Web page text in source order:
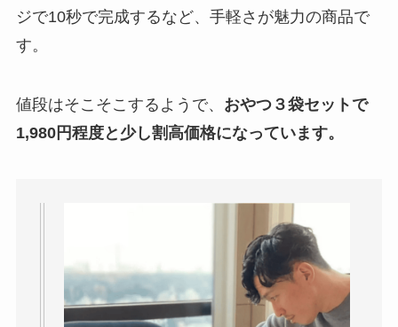
ジで10秒で完成するなど、手軽さが魅力の商品で
す。
値段はそこそこするようで、 おやつ３袋セットで
1,980円程度と少し割高価格になっています。